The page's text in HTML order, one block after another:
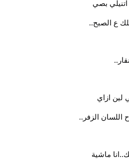
بصي
ع الصبح..
لين ازاي
اللسان الزفر..
ماشية